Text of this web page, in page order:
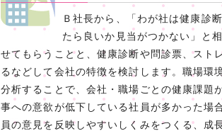
Ｂ社長から、「わが社は健康診
たら良いか見当がつかない」と
せてもらうことと、健康診断や問診票、スト
るなどして会社の特徴を検討します。職場環
分析することで、会社・職場ごとの健康課題
事への意欲が低下している社員が多かった場
員の意見を反映しやすいしくみをつくる、